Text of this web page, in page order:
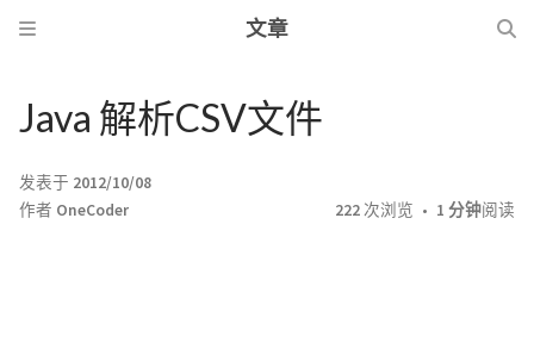
文章
Java 解析CSV文件
发表于 2012/10/08
作者 OneCoder 222次浏览 1 分钟阅读